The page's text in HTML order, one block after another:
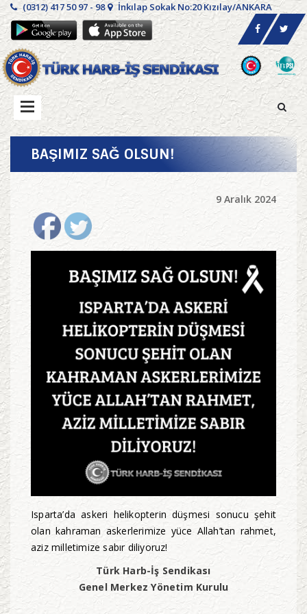
(0312) 417 50 97 - 98 İnkılap Sokak No:20 Kızılay/ANKARA
BAŞIMIZ SAĞ OLSUN!
9 Aralık 2024
Isparta’da askeri helikopterin düşmesi sonucu şehit
olan kahraman askerlerimize yüce Allah’tan rahmet,
aziz milletimize sabır diliyoruz!
Türk Harb-İş Sendikası
Genel Merkez Yönetim Kurulu